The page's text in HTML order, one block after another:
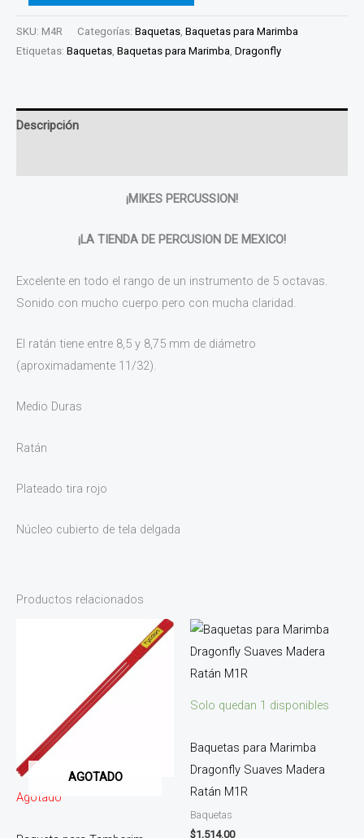
SKU: M4R Categorías: Baquetas Baquetas para Marimba
Etiquetas: Baquetas Baquetas para Marimba Dragonfly
Descripción
¡MIKES PERCUSSION!
¡LA TIENDA DE PERCUSION DE MEXICO!
Excelente en todo el rango de un instrumento de 5 octavas.
Sonido con mucho cuerpo pero con mucha claridad.
El ratán tiene entre 8,5 y 8,75 mm de diámetro
(aproximadamente 11/32).
Medio Duras
Ratán
Plateado tira rojo
Núcleo cubierto de tela delgada
Productos relacionados
AGOTADO
Agotado
Solo quedan 1 disponibles
Baquetas para Marimba
Dragonfly Suaves Madera
Ratán M1R
Baquetas
$1,514.00